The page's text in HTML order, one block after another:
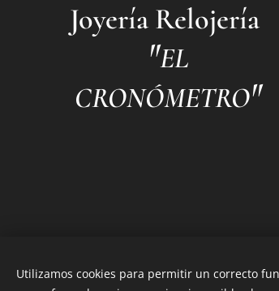
Joyería Relojería
"EL
CRONÓMETRO"
Utilizamos cookies para permitir un correcto